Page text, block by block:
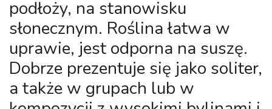
podłoży, na stanowisku
słonecznym. Roślina łatwa w
uprawie, jest odporna na suszę.
Dobrze prezentuje się jako soliter,
a także w grupach lub w